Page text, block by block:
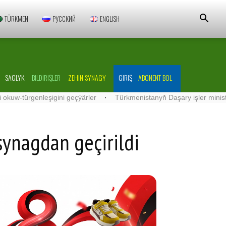
TÜRKMEN РУССКИЙ ENGLISH
SAGLYK BILDIRIŞLER ZEHIN SYNAGY GIRIŞ ABONENT BOL
geçýärler · Türkmenistanyň Daşary işler ministri
geçirildi